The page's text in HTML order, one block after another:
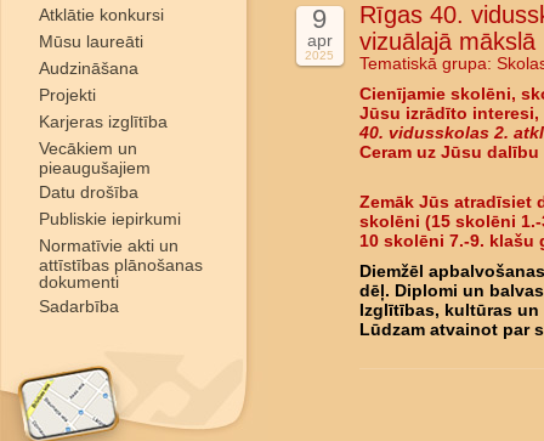
Atklātie konkursi
Mūsu laureāti
Audzināšana
Projekti
Karjeras izglītība
Vecākiem un
pieaugušajiem
Datu drošība
Publiskie iepirkumi
Normatīvie akti un
attīstības plānošanas
dokumenti
Sadarbība
9
apr
2025
Rīgas 40.
vizuālajā
Tematiskā grupa:
Cienījamie skolēni,
Jūsu izrādīto
40. vidusskolas 2.
Ceram uz Jūsu
Zemāk Jūs atradīsiet
skolēni (15 skolēni
10 skolēni 7.-9. klašu
Diemžēl
dēļ. Diplomi un
Izglītības, kultūras
Lūdzam atvainot par